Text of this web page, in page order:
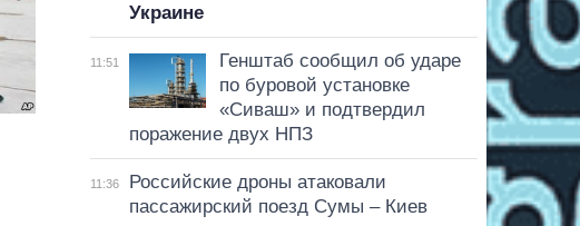
Украине
11:51
Генштаб сообщил об ударе
по буровой установке
«Сиваш» и подтвердил
поражение двух НПЗ
11:36
Российские дроны атаковали
пассажирский поезд Сумы – Киев